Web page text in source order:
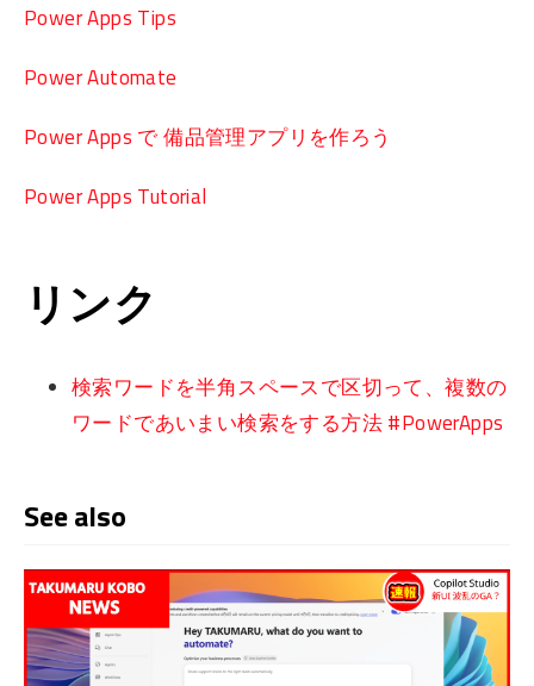
Power Apps Tips
Power Automate
Power Apps で 備品管理アプリを作ろう
Power Apps Tutorial
リンク
検索ワードを半角スペースで区切って、複数の
ワードであいまい検索をする方法 #PowerApps
See also